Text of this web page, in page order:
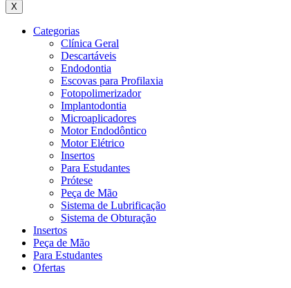
X
Categorias
Clínica Geral
Descartáveis
Endodontia
Escovas para Profilaxia
Fotopolimerizador
Implantodontia
Microaplicadores
Motor Endodôntico
Motor Elétrico
Insertos
Para Estudantes
Prótese
Peça de Mão
Sistema de Lubrificação
Sistema de Obturação
Insertos
Peça de Mão
Para Estudantes
Ofertas